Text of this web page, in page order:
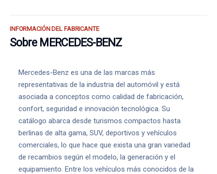
INFORMACIÓN DEL FABRICANTE
Sobre MERCEDES-BENZ
Mercedes-Benz es una de las marcas más
representativas de la industria del automóvil y está
asociada a conceptos como calidad de fabricación,
confort, seguridad e innovación tecnológica. Su
catálogo abarca desde turismos compactos hasta
berlinas de alta gama, SUV, deportivos y vehículos
comerciales, lo que hace que exista una gran variedad
de recambios según el modelo, la generación y el
equipamiento. Entre los vehículos más conocidos de la